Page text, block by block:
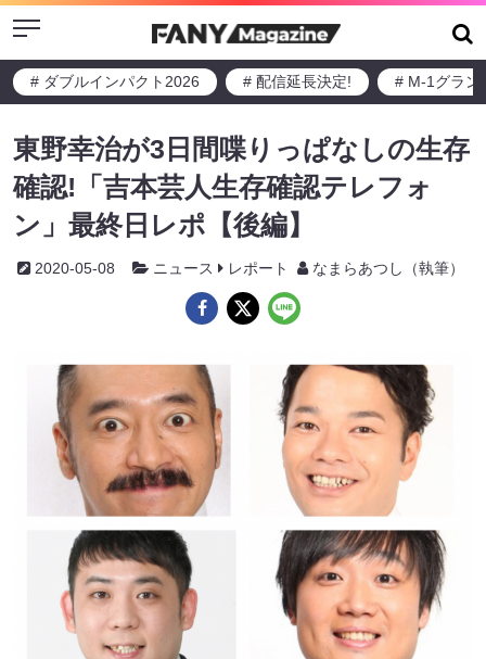
Menu
# ダブルインパクト2026 # 配信延長決定! # M-1グラン
東野幸治が3日間喋りっぱなしの生存
確認!「吉本芸人生存確認テレフォ
ン」最終日レポ【後編】
2020-05-08 ニュース レポート なまらあつし（執筆）